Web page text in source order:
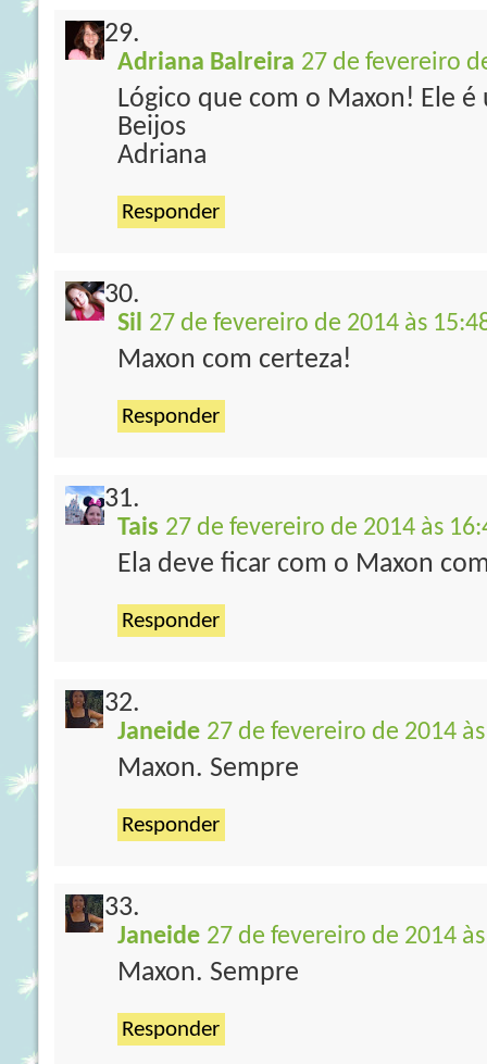
Adriana Balreira 27 de fevereiro
Lógico que com o Maxon! Ele
Beijos
Adriana
Responder
Sil 27 de fevereiro de 2014 às
Maxon com certeza!
Responder
Tais 27 de fevereiro de 2014 às
Ela deve ficar com o Maxon
Responder
Janeide 27 de fevereiro de 2014
Maxon. Sempre
Responder
Janeide 27 de fevereiro de 2014
Maxon. Sempre
Responder